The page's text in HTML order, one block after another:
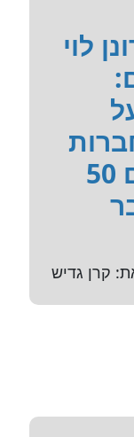
לוי
הביטוח עובדות עם 50
קרן גדיש